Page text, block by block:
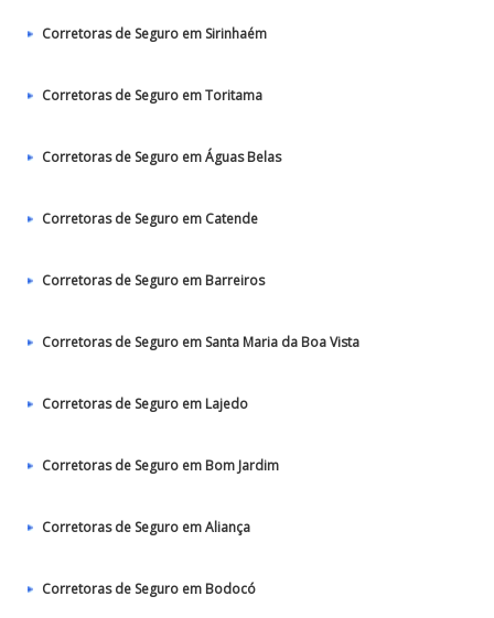
Corretoras de Seguro em Sirinhaém
Corretoras de Seguro em Toritama
Corretoras de Seguro em Águas Belas
Corretoras de Seguro em Catende
Corretoras de Seguro em Barreiros
Corretoras de Seguro em Santa Maria da Boa Vista
Corretoras de Seguro em Lajedo
Corretoras de Seguro em Bom Jardim
Corretoras de Seguro em Aliança
Corretoras de Seguro em Bodocó